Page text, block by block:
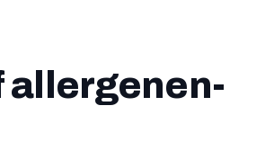
allergenen-